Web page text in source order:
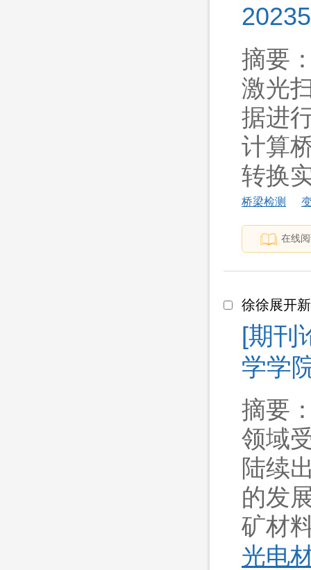
摘要
激光
据进
计算
转换
桥梁检测
在线
徐徐展开
[期刊
学学
摘要
领域
陆续
的发
矿材
光电